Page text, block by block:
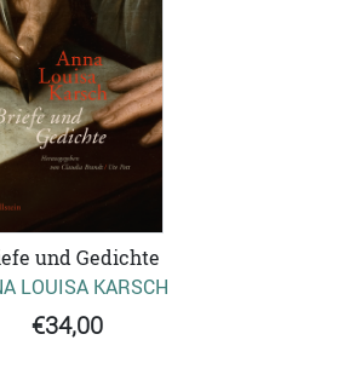
und Gedichte
LOUISA KARSCH
€34,00